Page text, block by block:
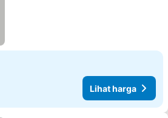
Lihat harga